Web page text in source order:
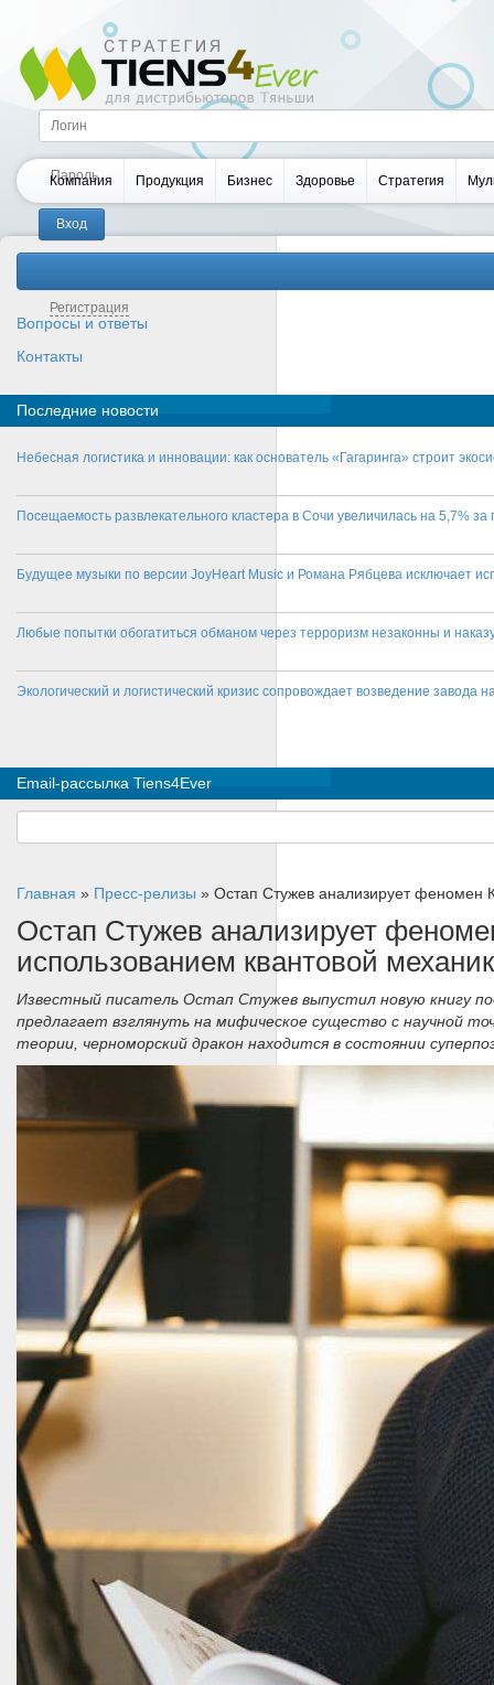
Регистрация
Компания Продукция Бизнес Здоровье Стратегия
Вопросы и ответы
Контакты
Последние новости
Небесная логистика и инновации: как основатель «Гагаринга» строит
Посещаемость развлекательного кластера в Сочи увеличилась на 5,7% за
Будущее музыки по версии JoyHeart Music и Романа Рябцева исключает
Любые попытки обогатиться обманом через терроризм незаконны и
Экологический и логистический кризис сопровождает возведение завода
Email-рассылка Tiens4Ever
Главная » Пресс-релизы » Остап Стужев анализирует феномен
Остап Стужев анализирует
использованием квантовой
Известный писатель Остап Стужев выпустил новую книгу
предлагает взглянуть на мифическое существо с научной
теории, черноморский дракон находится в состоянии